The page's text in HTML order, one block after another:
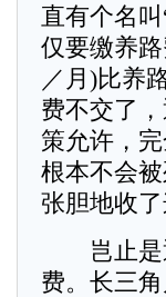
直有个名
仅要缴养
／月)比养
费不交了
策允许，
根本不会
张胆地收了
岂止是通
费。长三